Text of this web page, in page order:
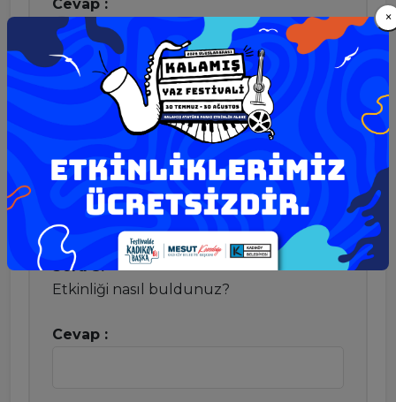
Cevap :
Mükemmel
Gayet iyi
İyi
Başarısız
Çok kötü
Soru 3:
Etkinliği nasıl buldunuz?
Cevap :
×